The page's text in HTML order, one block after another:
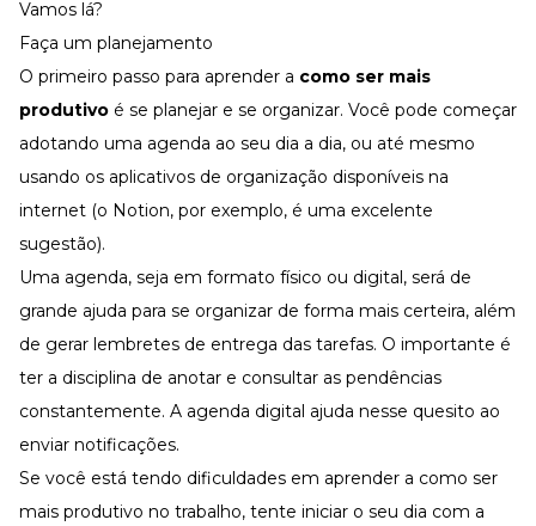
Confira nossos materiais
E-book
Aprofunde seu conhecimento
Ferramentas e Templates
Infográfico
Conteúdo prático e rápido
Materiais centralizados
Lives
Newsletters
Vamos lá?
Faça um planejamento
O primeiro passo para aprender a como ser mais
produtivo é se planejar e se organizar. Você pode começar
adotando uma agenda ao seu dia a dia, ou até mesmo
usando os aplicativos de organização disponíveis na
internet (o Notion, por exemplo, é uma excelente
sugestão).
Uma agenda, seja em formato físico ou digital, será de
grande ajuda para se organizar de forma mais certeira, além
de gerar lembretes de entrega das tarefas. O importante é
ter a disciplina de anotar e consultar as pendências
constantemente. A agenda digital ajuda nesse quesito ao
enviar notificações.
Se você está tendo dificuldades em aprender a como ser
mais produtivo no trabalho, tente iniciar o seu dia com a